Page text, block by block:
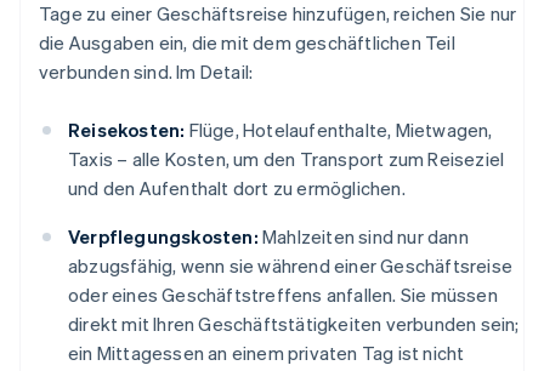
Tage zu einer Geschäftsreise hinzufügen, reichen Sie nur
die Ausgaben ein, die mit dem geschäftlichen Teil
verbunden sind. Im Detail:
Reisekosten: Flüge, Hotelaufenthalte, Mietwagen,
Taxis – alle Kosten, um den Transport zum Reiseziel
und den Aufenthalt dort zu ermöglichen.
Verpflegungskosten: Mahlzeiten sind nur dann
abzugsfähig, wenn sie während einer Geschäftsreise
oder eines Geschäftstreffens anfallen. Sie müssen
direkt mit Ihren Geschäftstätigkeiten verbunden sein;
ein Mittagessen an einem privaten Tag ist nicht